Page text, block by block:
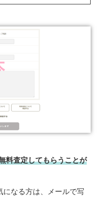
料査定してもらうことが
なる方は、メールで写